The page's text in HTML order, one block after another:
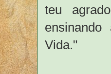
teu
Vida."